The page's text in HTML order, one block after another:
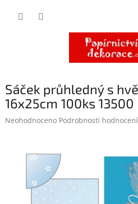
Sáček průhledný s
16x25cm 100ks 13500
Průměrné
hvězdiček.
Neohodnoceno Podrobnosti hodnocení